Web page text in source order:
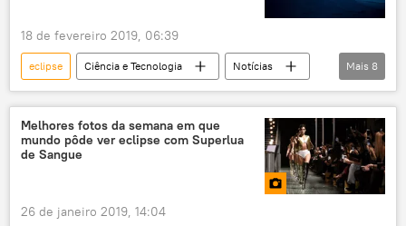
18 de fevereiro 2019, 06:39
eclipse Ciência e Tecnologia
Notícias
Sociedade
América Latina
Argentina
Chile
estrelas
céu
astrônomo fenômeno
Mais 8
Melhores fotos da semana em que
mundo pôde ver eclipse com Superlua
de Sangue
26 de janeiro 2019, 14:04